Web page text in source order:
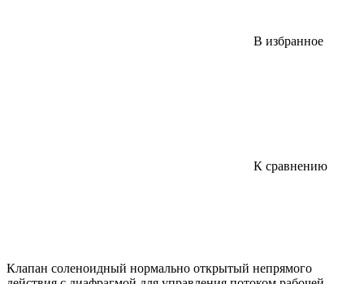
В избранное
К сравнению
Клапан соленоидный нормально открытый непрямого